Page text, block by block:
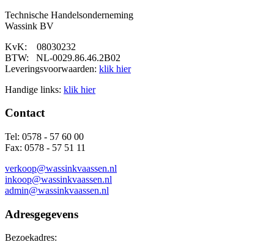
Technische Handelsonderneming
Wassink BV
KvK: 08030232
BTW: NL-0029.86.46.2B02
Leveringsvoorwaarden: klik hier
Handige links: klik hier
Contact
Tel: 0578 - 57 60 00
Fax: 0578 - 57 51 11
verkoop@wassinkvaassen.nl
inkoop@wassinkvaassen.nl
admin@wassinkvaassen.nl
Adresgegevens
Bezoekadres: